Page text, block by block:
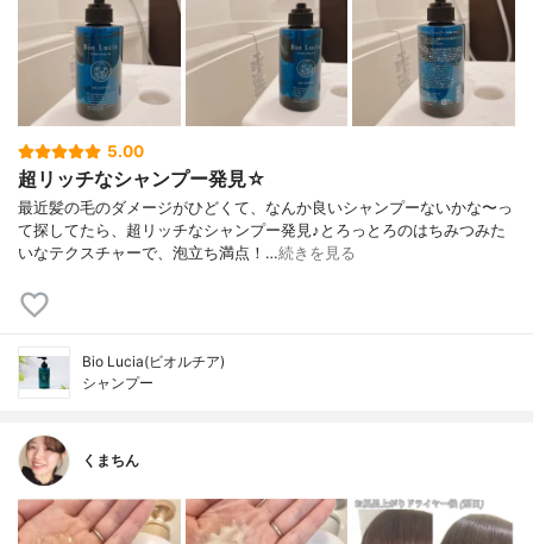
5.00
超リッチなシャンプー発見☆
最近髪の毛のダメージがひどくて、なんか良いシャンプーないかな〜っ
て探してたら、超リッチなシャンプー発見♪とろっとろのはちみつみた
いなテクスチャーで、泡立ち満点！…続きを見る
Bio Lucia(ビオルチア)
シャンプー
くまちん